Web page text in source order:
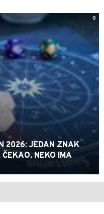
0
2026: JEDAN ZNAK
ČEKAO, NEKO IMA